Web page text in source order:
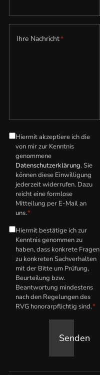
Ihre Nachricht*
Datenschutzerklärung*
Hiermit akzeptiere ich die
von mir zur Kenntnis
genommene
Datenschutzerklärung. Sie
können diese Einwilligung
jederzeit widerrufen. Dazu
reicht eine formlose
Mitteilung per E-Mail an
uns.*
Hinweis
zum
anwaltlichen
Honorar*
Hiermit bestätige ich zur
Kenntnis genommen zu
haben, dass konkrete Fragen
zu konkreten Sachverhalten
mit der Bitte um Prüfung,
Beurteilung bzw.
Beantwortung mindestens
nach den Regelungen des
RVG honorarpflichtig sind.*
Senden